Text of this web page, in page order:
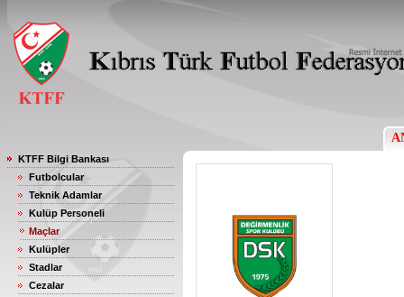
KTFF Bilgi Bankası
Futbolcular
Teknik Adamlar
Kulüp Personeli
Maçlar
Kulüpler
Stadlar
Cezalar